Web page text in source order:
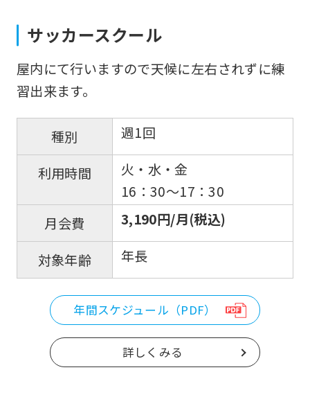
サッカースクール
屋内にて行いますので天候に左右されずに練
習出来ます。
種別 週1回
利用時間
火・水・金
16：30〜17：30
月会費
3,190円/月(税込)
対象年齢 年長
年間スケジュール（PDF）
詳しくみる
Japanese
of
website
be
translated
mechanically,
so
may
not
be
an
accurate